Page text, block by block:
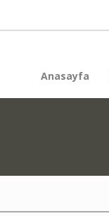
Anasayfa